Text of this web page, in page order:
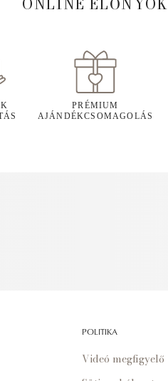
PRÉMIUM
AJÁNDÉKCSOMAGOLÁS
POLITIKA
Videó megfigyelő